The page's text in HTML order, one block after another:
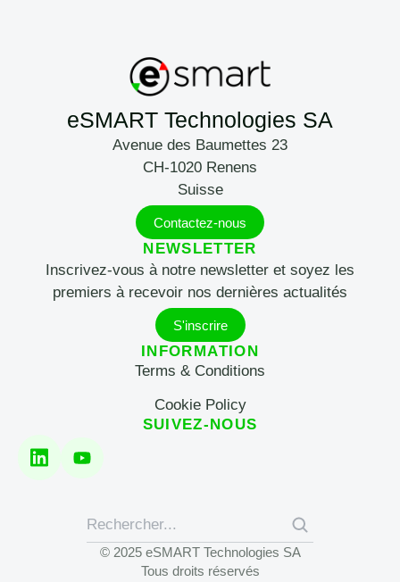
eSMART Technologies SA
Avenue des Baumettes 23
CH-1020 Renens
Suisse
Contactez-nous
NEWSLETTER
Inscrivez-vous à notre newsletter et soyez les
premiers à recevoir nos dernières actualités
S'inscrire
INFORMATION
Terms & Conditions
Cookie Policy
SUIVEZ-NOUS
© 2025 eSMART Technologies SA
Tous droits réservés